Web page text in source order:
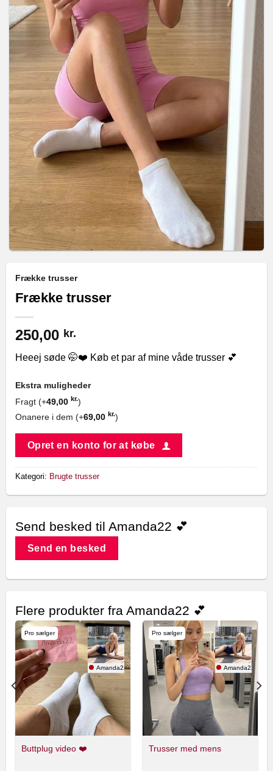
Frække trusser
Frække trusser
250,00 kr.
Heeej søde 🤭❤️ Køb et par af mine våde trusser 💕
Ekstra muligheder
Fragt (+49,00 kr.)
Onanere i dem (+69,00 kr.)
Opret en konto for at købe
Kategori: Brugte trusser
Send besked til Amanda22 💕
Send en besked
Flere produkter fra Amanda22 💕
Pro sælger
Amanda22 💕
Buttplug video ❤️
Pro sælger
Amanda22 💕
Trusser med mens